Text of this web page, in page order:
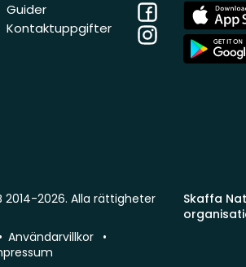
Guider
Kontaktuppgifter
Facebook
Instagram
App
Store
App
Store
Skaffa
2026. Alla rättigheter
Användarvillkor